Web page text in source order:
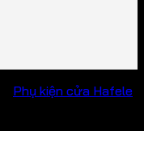
Phụ kiện cửa Hafele